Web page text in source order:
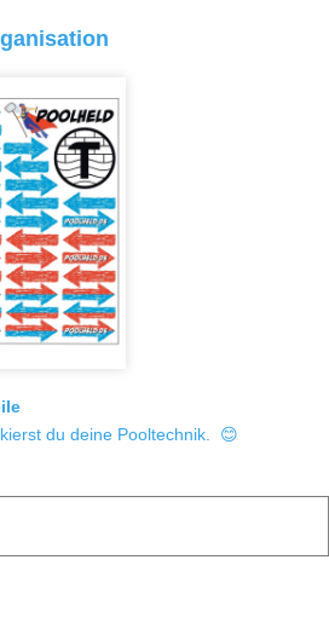
du deine Pooltechnik. 😊